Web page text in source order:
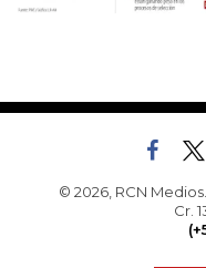
© 2026, RCN
Cr.